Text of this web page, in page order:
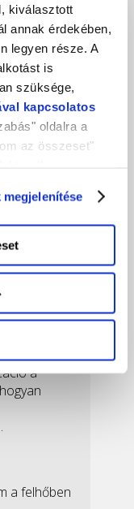
kiválasztott
annak érdekében,
legyen része. A
is
szüksége,
kapcsolatos
oldalra a
az összeset"
fogadja el.
megjelenítése
a
a felhőben